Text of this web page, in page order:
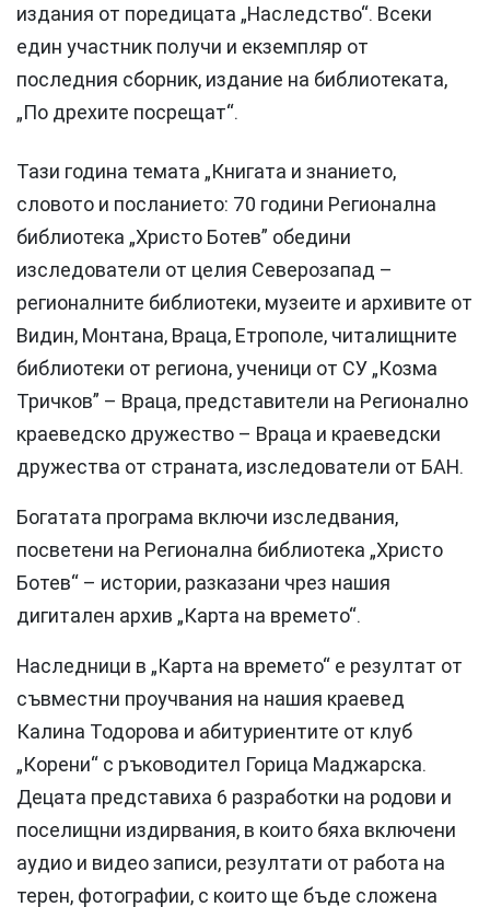
издания от поредицата „Наследство“. Всеки
един участник получи и екземпляр от
последния сборник, издание на библиотеката,
„По дрехите посрещат“.
Тази година темата „Книгата и знанието,
словото и посланието: 70 години Регионална
библиотека „Христо Ботев” обедини
изследователи от целия Северозапад –
регионалните библиотеки, музеите и архивите от
Видин, Монтана, Враца, Етрополе, читалищните
библиотеки от региона, ученици от СУ „Козма
Тричков” – Враца, представители на Регионално
краеведско дружество – Враца и краеведски
дружества от страната, изследователи от БАН.
Богатата програма включи изследвания,
посветени на Регионална библиотека „Христо
Ботев“ – истории, разказани чрез нашия
дигитален архив „Карта на времето“.
Наследници в „Карта на времето“ е резултат от
съвместни проучвания на нашия краевед
Калина Тодорова и абитуриентите от клуб
„Корени“ с ръководител Горица Маджарска.
Децата представиха 6 разработки на родови и
поселищни издирвания, в които бяха включени
аудио и видео записи, резултати от работа на
терен, фотографии, с които ще бъде сложена